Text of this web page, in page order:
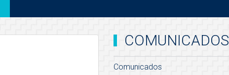
COMUNICADOS
Comunicados